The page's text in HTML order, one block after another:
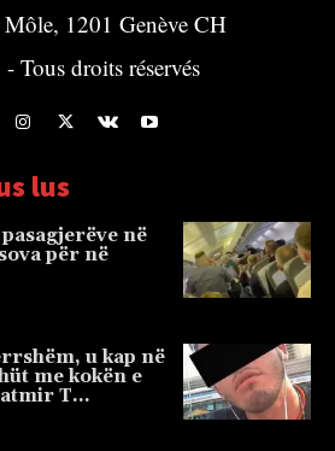
Môle, 1201 Genève CH
Tous droits réservés
lus
në
për në
u kap në
me kokën e
T…